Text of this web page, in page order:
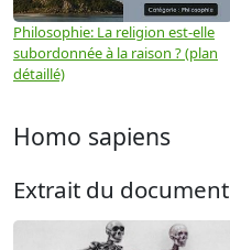
Philosophie: La religion est-elle
subordonnée à la raison ? (plan
détaillé)
Homo sapiens
Extrait du document